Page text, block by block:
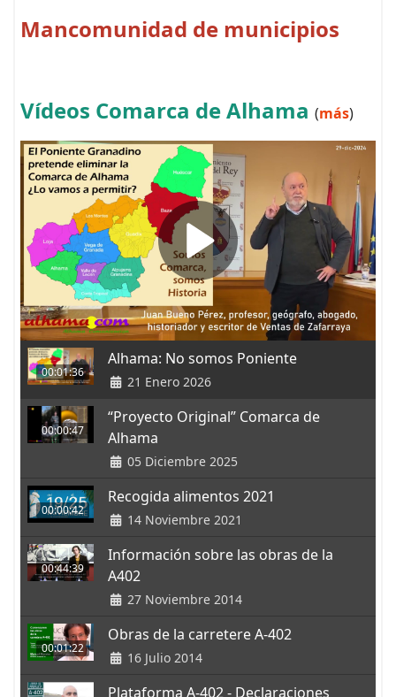
Mancomunidad de municipios
Vídeos Comarca de Alhama (más)
00:01:36
Alhama: No somos Poniente
21 Enero 2026
00:00:47
“Proyecto Original” Comarca de
Alhama
05 Diciembre 2025
00:00:42
Recogida alimentos 2021
14 Noviembre 2021
00:44:39
Información sobre las obras de la
A402
27 Noviembre 2014
00:01:22
Obras de la carretere A-402
16 Julio 2014
Plataforma A-402 - Declaraciones